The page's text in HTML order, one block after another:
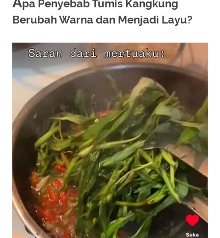
pa Penyebab Tumis Kangkung
Berubah Warna dan Menjadi Layu?